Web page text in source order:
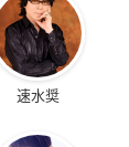
速水奨